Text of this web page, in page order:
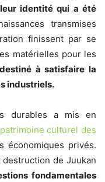
identité qui a été
transmises
finissent par se
matérielles pour les
à satisfaire la
industriels.
durables a mis en
culturel des
économiques privés.
destruction de Juukan
fondamentales